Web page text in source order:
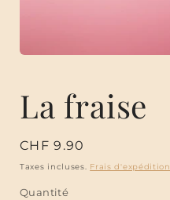
1
une
modale
La fraise
Prix
habituel
CHF 9.90
Taxes incluses. Frais d'expédition
Quantité